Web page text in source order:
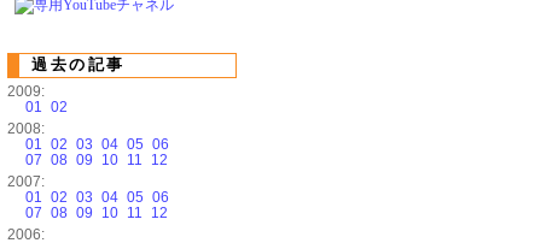
過去の記事
2009:
01 02
2008:
01 02 03 04 05 06
07 08 09 10 11
12
2007:
01 02 03 04 05 06
07 08 09 10 11
12
2006: